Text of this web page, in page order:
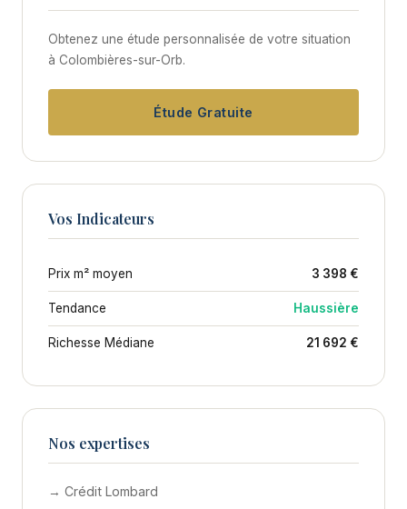
Obtenez une étude personnalisée de votre situation
à Colombières-sur-Orb.
Étude Gratuite
Vos Indicateurs
Prix m² moyen 3 398 €
Tendance Haussière
Richesse Médiane 21 692 €
Nos expertises
→ Crédit Lombard